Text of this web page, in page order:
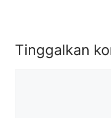
Tinggalkan